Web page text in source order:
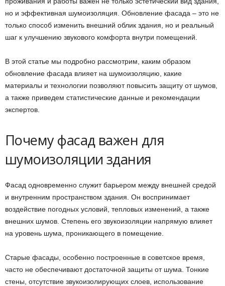
но и эффективная шумоизоляция. Обновление фасада – это не
только способ изменить внешний облик здания, но и реальный
шаг к улучшению звукового комфорта внутри помещений.
В этой статье мы подробно рассмотрим, каким образом
обновление фасада влияет на шумоизоляцию, какие
материалы и технологии позволяют повысить защиту от шумов,
а также приведем статистические данные и рекомендации
экспертов.
Почему фасад важен для
шумоизоляции здания
Фасад одновременно служит барьером между внешней средой
и внутренним пространством здания. Он воспринимает
воздействие погодных условий, тепловых изменений, а также
внешних шумов. Степень его звукоизоляции напрямую влияет
на уровень шума, проникающего в помещение.
Старые фасады, особенно построенные в советское время,
часто не обеспечивают достаточной защиты от шума. Тонкие
стены, отсутствие звукоизолирующих слоев, использование